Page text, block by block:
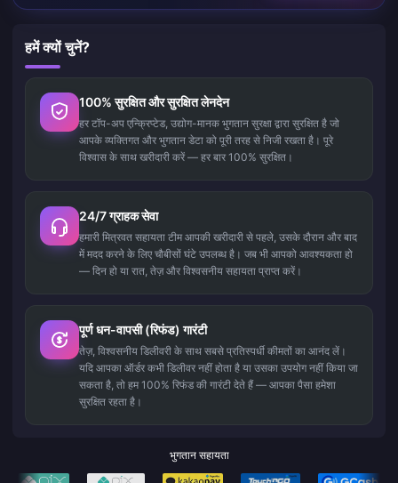
हमें क्यों चुनें?
100% सुरक्षित और सुरक्षित लेनदेन
हर टॉप-अप एन्क्रिप्टेड, उद्योग-मानक भुगतान सुरक्षा द्वारा सुरक्षित है जो
आपके व्यक्तिगत और भुगतान डेटा को पूरी तरह से निजी रखता है। पूरे
विश्वास के साथ खरीदारी करें — हर बार 100% सुरक्षित।
24/7 ग्राहक सेवा
हमारी मित्रवत सहायता टीम आपकी खरीदारी से पहले, उसके दौरान और बाद
में मदद करने के लिए चौबीसों घंटे उपलब्ध है। जब भी आपको आवश्यकता हो
— दिन हो या रात, तेज़ और विश्वसनीय सहायता प्राप्त करें।
पूर्ण धन-वापसी (रिफंड) गारंटी
तेज़, विश्वसनीय डिलीवरी के साथ सबसे प्रतिस्पर्धी कीमतों का आनंद लें।
यदि आपका ऑर्डर कभी डिलीवर नहीं होता है या उसका उपयोग नहीं किया जा
सकता है, तो हम 100% रिफंड की गारंटी देते हैं — आपका पैसा हमेशा
सुरक्षित रहता है।
भुगतान सहायता